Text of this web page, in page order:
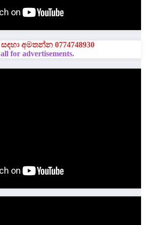
අමතන්න 0774748930
for advertisements.